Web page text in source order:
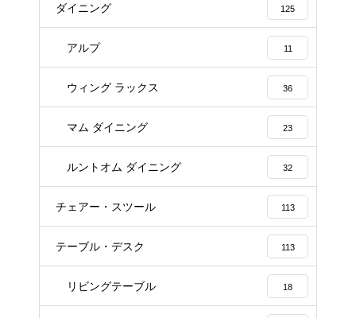
ダイニング 125
アルプ 11
ウィング ラックス 36
マム ダイニング 23
ルントオム ダイニング 32
チェアー・スツール 113
テーブル・デスク 113
リビングテーブル 18